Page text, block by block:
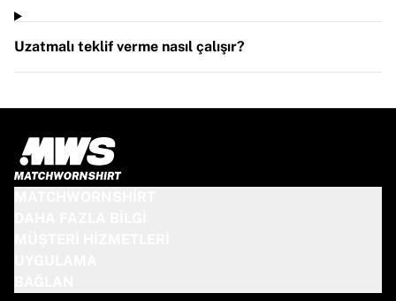
Uzatmalı teklif verme nasıl çalışır?